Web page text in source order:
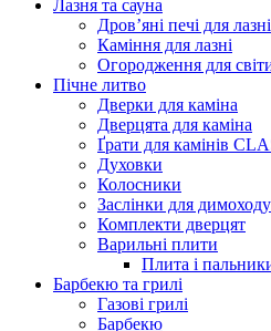
Лазня та сауна
Дров’яні печі для лазні
Каміння для лазні
Огородження для
Пічне литво
Дверки для каміна
Дверцята для каміна
Ґрати для камінів
Духовки
Колосники
Заслінки для димоходу
Комплекти дверцят
Варильні плити
Плита і
Барбекю та грилі
Газові грилі
Барбекю